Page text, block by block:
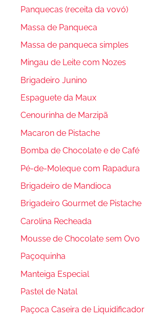
Panquecas (receita da vovó)
Massa de Panqueca
Massa de panqueca simples
Mingau de Leite com Nozes
Brigadeiro Junino
Espaguete da Maux
Cenourinha de Marzipã
Macaron de Pistache
Bomba de Chocolate e de Café
Pé-de-Moleque com Rapadura
Brigadeiro de Mandioca
Brigadeiro Gourmet de Pistache
Carolina Recheada
Mousse de Chocolate sem Ovo
Paçoquinha
Manteiga Especial
Pastel de Natal
Paçoca Caseira de Liquidificador